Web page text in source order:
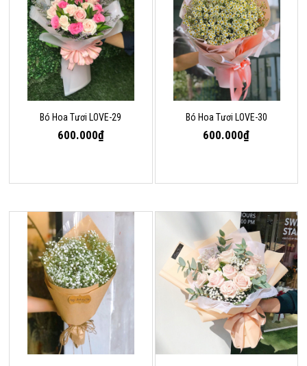
Bó Hoa Tươi LOVE-29
600.000₫
Bó Hoa Tươi LOVE-30
600.000₫